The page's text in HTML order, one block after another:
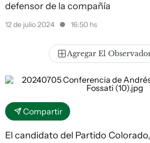
defensor de la compañía
12 de julio 2024 16:50 hs
Agregar El
Compartir
El candidato del Partido Colorado,